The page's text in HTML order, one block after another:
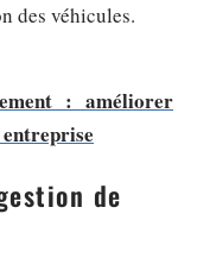
des véhicules.
: améliorer
de